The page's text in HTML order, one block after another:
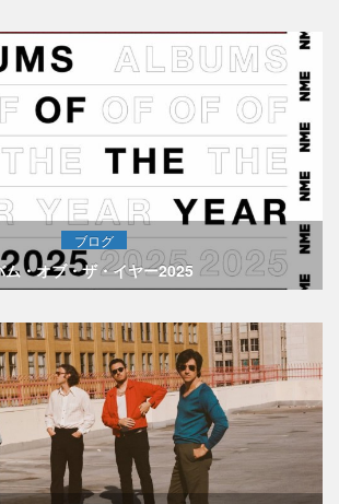
ブログ
・オブ・ザ・イヤー2025